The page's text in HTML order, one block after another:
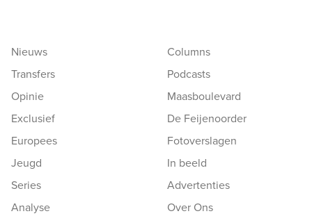
Nieuws
Transfers
Opinie
Exclusief
Europees
Jeugd
Series
Analyse
Columns
Podcasts
Maasboulevard
De Feijenoorder
Fotoverslagen
In beeld
Advertenties
Over Ons